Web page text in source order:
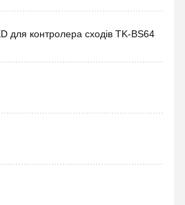
для контролера сходів TK-BS64